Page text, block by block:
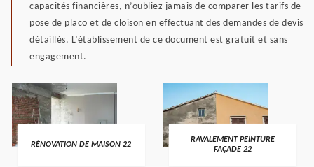
capacités financières, n’oubliez jamais de comparer les tarifs de
pose de placo et de cloison en effectuant des demandes de devis
détaillés. L’établissement de ce document est gratuit et sans
engagement.
RÉNOVATION DE MAISON 22
RAVALEMENT PEINTURE
FAÇADE 22